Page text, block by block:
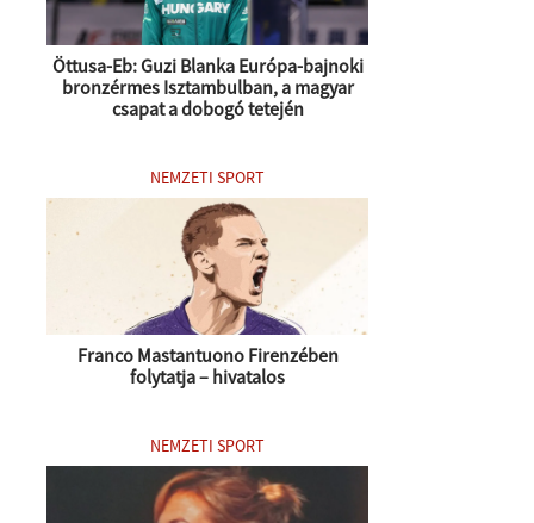
Öttusa-Eb: Guzi Blanka Európa-bajnoki
bronzérmes Isztambulban, a magyar
csapat a dobogó tetején
NEMZETI SPORT
Franco Mastantuono Firenzében
folytatja – hivatalos
NEMZETI SPORT